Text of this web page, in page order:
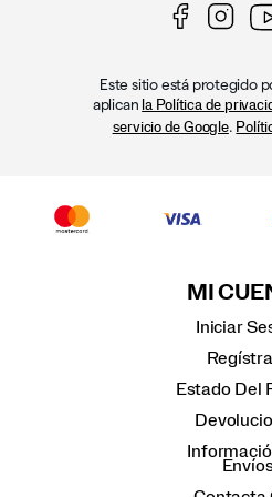
Este sitio está protegido
aplican la Política de
servicio de Google.
MI
Iniciar
Estado Del